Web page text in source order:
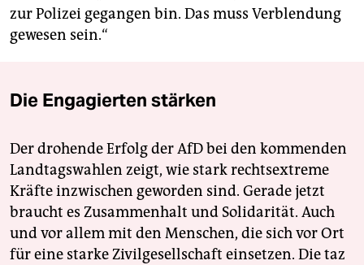
zur Polizei gegangen bin. Das muss Verblendung
gewesen sein.“
Die Engagierten stärken
Der drohende Erfolg der AfD bei den kommenden
Landtagswahlen zeigt, wie stark rechtsextreme
Kräfte inzwischen geworden sind. Gerade jetzt
braucht es Zusammenhalt und Solidarität. Auch
und vor allem mit den Menschen, die sich vor Ort
für eine starke Zivilgesellschaft einsetzen. Die taz